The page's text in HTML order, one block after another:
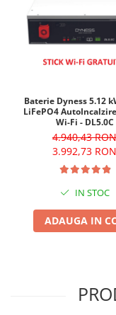
Baterie Dyness 5.12
LiFePO4
Wi-Fi - DL5.0C
4.940,43 RON
3.992,73 RON
IN STOC
ADAUGA IN